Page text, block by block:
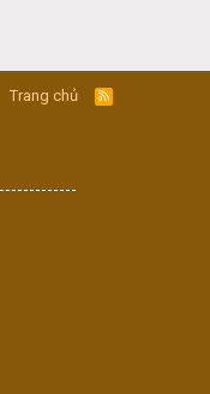
Trang chủ
R
S